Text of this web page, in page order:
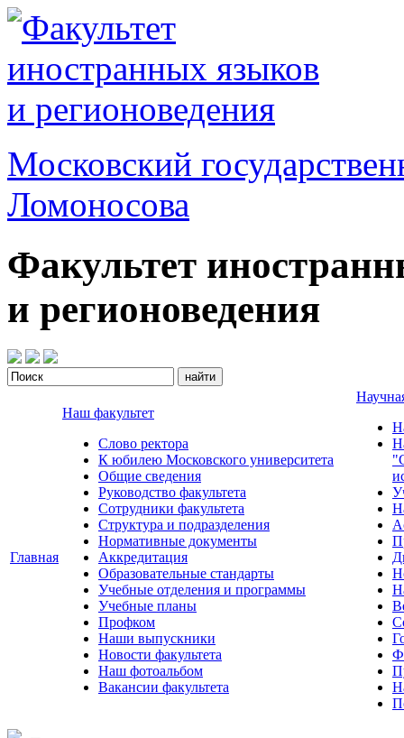
Московский
Ломоносова
Факультет
и регионоведения
Главная
Наш факультет
Слово ректора
К юбилею Московского университета
Общие сведения
Руководство факультета
Сотрудники факультета
Структура и подразделения
Нормативные документы
Аккредитация
Образовательные стандарты
Учебные отделения и программы
Учебные планы
Профком
Наши выпускники
Новости факультета
Наш фотоальбом
Вакансии факультета